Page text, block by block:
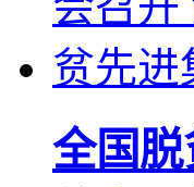
全国